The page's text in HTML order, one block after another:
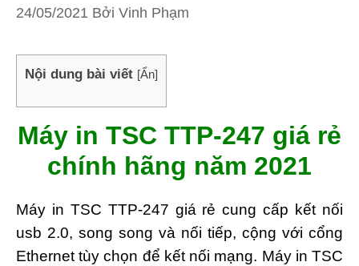
24/05/2021 Bởi Vinh Phạm
Nội dung bài viết [Ẩn]
Máy in TSC TTP-247 giá rẻ
chính hãng năm 2021
Máy in TSC TTP-247 giá rẻ cung cấp kết nối
usb 2.0, song song và nối tiếp, cộng với cổng
Ethernet tùy chọn để kết nối mạng. Máy in TSC